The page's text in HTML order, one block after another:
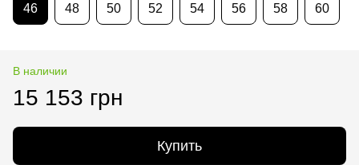
46 48 50 52 54 56 58 60
В наличии
15 153 грн
Купить